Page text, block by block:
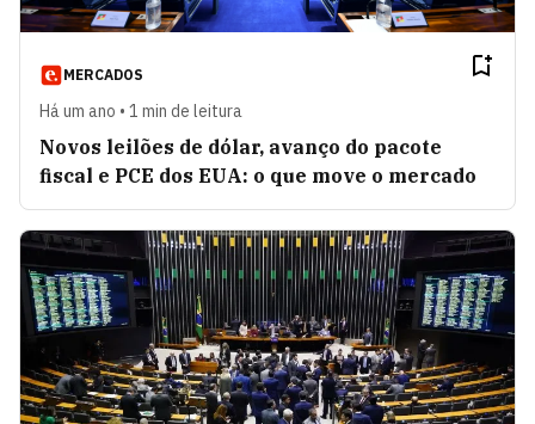
MERCADOS
Há um ano • 1 min de leitura
Novos leilões de dólar, avanço do pacote
fiscal e PCE dos EUA: o que move o mercado